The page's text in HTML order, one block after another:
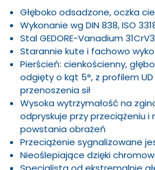
Głęboko odsadzone, oczka
Wykonanie wg DIN 838, ISO
Stal GEDORE-Vanadium
Starannie kute i fachowo
Pierścień: cienkościenny,
odgięty o kąt 5°, z profilem
przenoszenia sił
Wysoka wytrzymałość na
odpryskuje przy przeciążeniu i
powstania obrażeń
Przeciążenie sygnalizowane
Nieoślepiające dzięki